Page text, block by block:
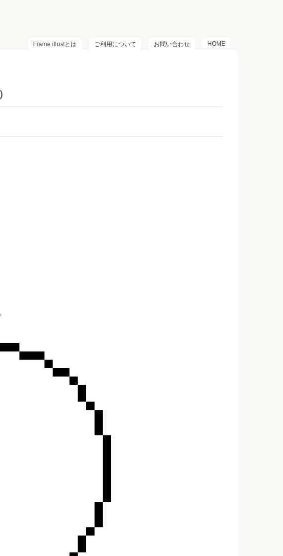
HOME
お問い合わせ
ご利用について
Frame illustとは